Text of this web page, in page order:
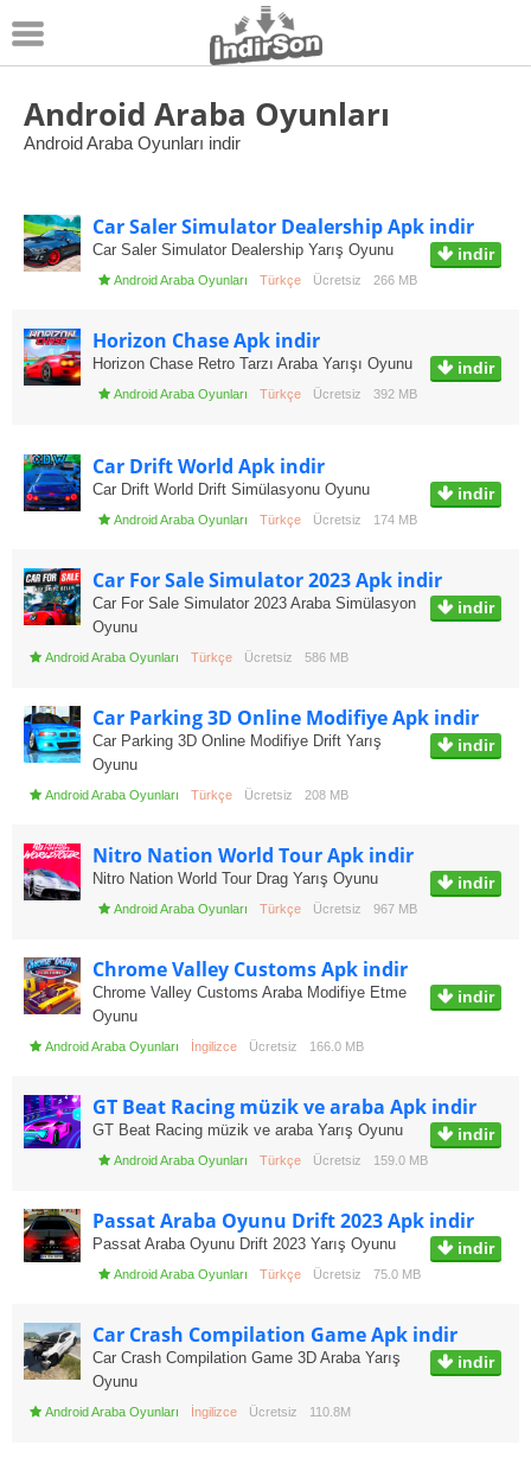
Pc Oyunları
Android Oyunları
Android Araba Oyunları
Android Araba Oyunları indir
Car Saler Simulator Dealership Apk indir
indir
Car Saler Simulator Dealership Yarış Oyunu
Android Araba Oyunları Türkçe Ücretsiz 266 MB
Horizon Chase Apk indir
indir
Horizon Chase Retro Tarzı Araba Yarışı Oyunu
Android Araba Oyunları Türkçe Ücretsiz 392 MB
Car Drift World Apk indir
indir
Car Drift World Drift Simülasyonu Oyunu
Android Araba Oyunları Türkçe Ücretsiz 174 MB
Car For Sale Simulator 2023 Apk indir
indir
Car For Sale Simulator 2023 Araba Simülasyon
Oyunu
Android Araba Oyunları Türkçe Ücretsiz 586 MB
Car Parking 3D Online Modifiye Apk indir
indir
Car Parking 3D Online Modifiye Drift Yarış
Oyunu
Android Araba Oyunları Türkçe Ücretsiz 208 MB
Nitro Nation World Tour Apk indir
indir
Nitro Nation World Tour Drag Yarış Oyunu
Android Araba Oyunları Türkçe Ücretsiz 967 MB
Chrome Valley Customs Apk indir
indir
Chrome Valley Customs Araba Modifiye Etme
Oyunu
Android Araba Oyunları İngilizce Ücretsiz 166.0 MB
GT Beat Racing müzik ve araba Apk indir
indir
GT Beat Racing müzik ve araba Yarış Oyunu
Android Araba Oyunları Türkçe Ücretsiz 159.0 MB
Passat Araba Oyunu Drift 2023 Apk indir
indir
Passat Araba Oyunu Drift 2023 Yarış Oyunu
Android Araba Oyunları Türkçe Ücretsiz 75.0 MB
Car Crash Compilation Game Apk indir
indir
Car Crash Compilation Game 3D Araba Yarış
Oyunu
Android Araba Oyunları İngilizce Ücretsiz 110.8M